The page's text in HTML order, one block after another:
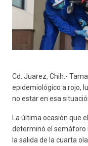
Cd. Juarez, Chih.-
epidemiológico a rojo,
no estar en esa
La última ocasión que
determinó el semáforo
la salida de la cuarta